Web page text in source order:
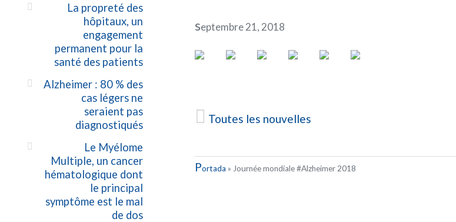
La propreté des
hôpitaux, un
engagement
permanent pour la
santé des patients
Alzheimer : 80 % des
cas légers ne
seraient pas
diagnostiqués
Le Myélome
Multiple, un cancer
hématologique dont
le principal
symptôme est le mal
de dos
septembre 21, 2018
Toutes les nouvelles
Portada » Journée mondiale #Alzheimer 2018